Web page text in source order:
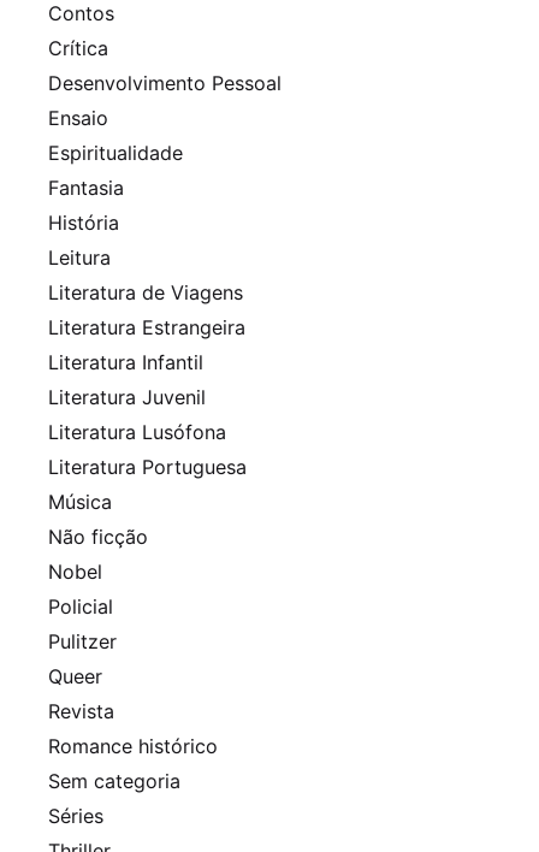
Contos
Crítica
Desenvolvimento Pessoal
Ensaio
Espiritualidade
Fantasia
História
Leitura
Literatura de Viagens
Literatura Estrangeira
Literatura Infantil
Literatura Juvenil
Literatura Lusófona
Literatura Portuguesa
Música
Não ficção
Nobel
Policial
Pulitzer
Queer
Revista
Romance histórico
Sem categoria
Séries